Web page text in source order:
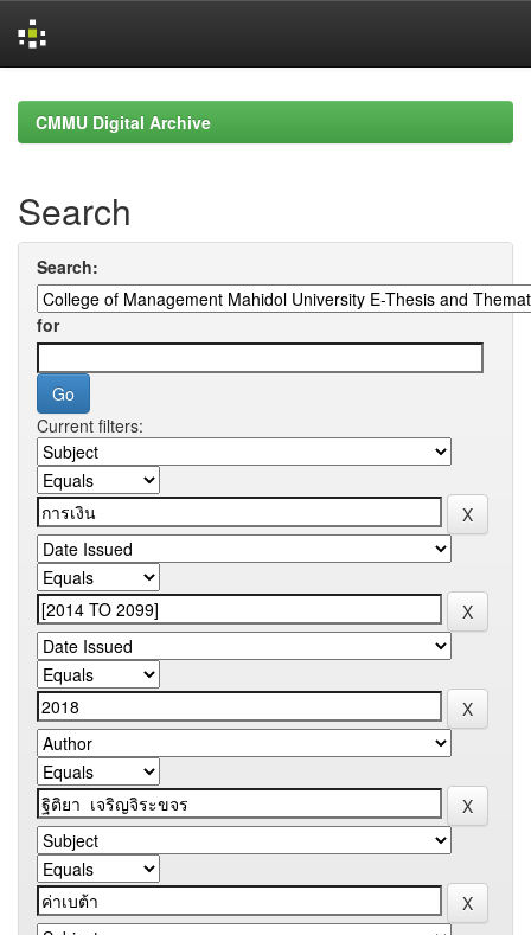
navigationCMMU Digital Archive
Search
Search:
for
Current filters: